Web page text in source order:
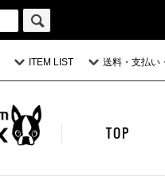
ITEM LIST 送料・支払い
TOP